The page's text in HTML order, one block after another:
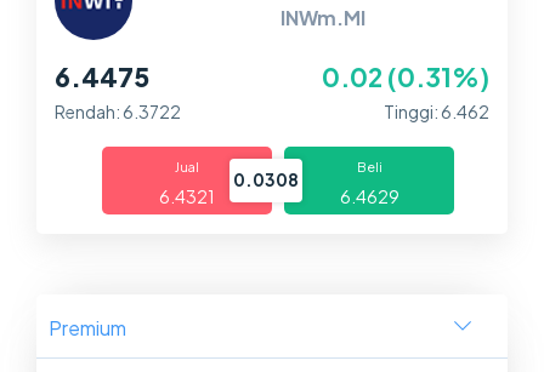
INWm.MI
6.4475 0.02 (0.31%)
Rendah: 6.3722 Tinggi: 6.462
Jual
6.4321
0.0308
Beli
6.4629
Premium